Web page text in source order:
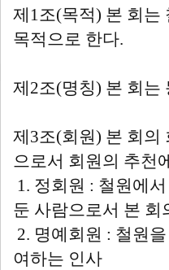
제1조(목적) 본 회는
목적으로 한다.
제2조(명칭) 본 회는
제3조(회원) 본 회의
으로서 회원의 추천
1. 정회원 : 철원에
둔 사람으로서 본
2. 명예회원 : 철원
여하는 인사